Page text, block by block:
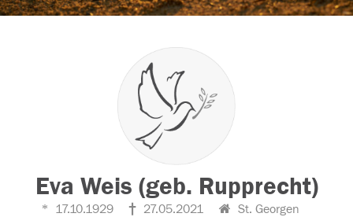
Eva Weis (geb. Rupprecht)
17.10.1929 27.05.2021 St. Georgen